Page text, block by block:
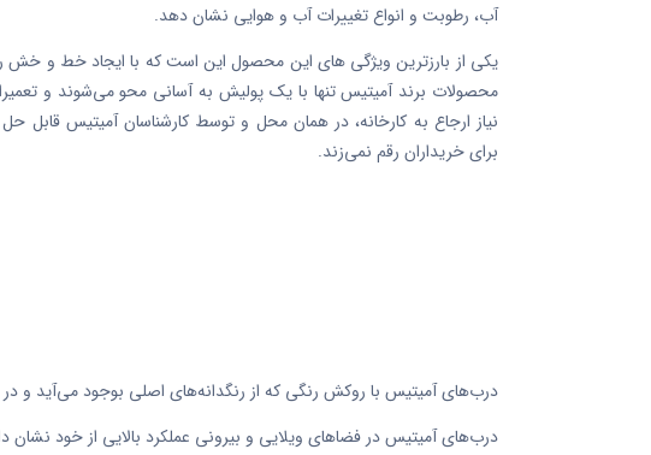
آب، رطوبت و انواع تغییرات آب و هوایی نشان دهد.
یکی از بارزترین ویژگی های این محصول این است که با ایجاد خط و
محصولات برند آمیتیس تنها با یک پولیش به آسانی محو می‌شوند و
نیاز ارجاع به کارخانه، در همان محل و توسط کارشناسان آمیتیس قابل
برای خریداران رقم نمی‌زند.
درب‌های آمیتیس با روکش رنگی که از رنگدانه‌های اصلی بوجود می‌آید و در ضخامت ۳ الی ۵ میلی‌متری رنگ کاری می‌شوند که کیفیت و با دوام بودن درب‌ها
درب‌های آمیتیس در فضا‌های ویلایی و بیرونی عملکرد بالایی از خود